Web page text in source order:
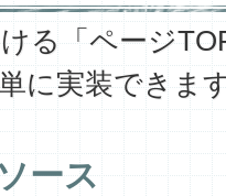
る「ページ
に実装できま
ース